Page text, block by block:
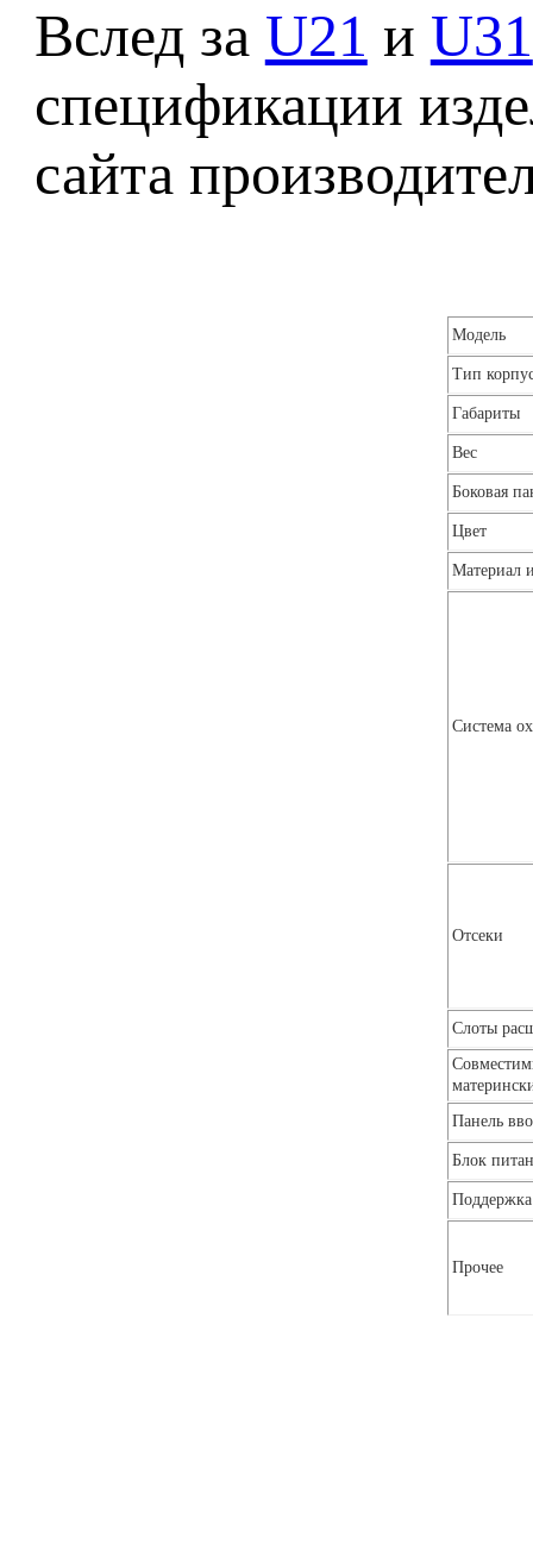
Вслед за U21 и U31
спецификации
сайта
Модель
Тип
Габариты
Вес
Боковая
Цвет
Материал
Система
Отсеки
Слоты
Панель
Блок
Прочее